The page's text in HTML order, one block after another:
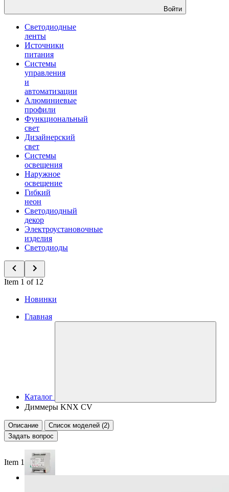
Войти
Светодиодные
ленты
Источники
питания
Системы
управления
и
автоматизации
Алюминиевые
профили
Функциональный
свет
Дизайнерский
свет
Системы
освещения
Наружное
освещение
Гибкий
неон
Светодиодный
декор
Электроустановочные
изделия
Светодиоды
Item 1 of 12
Новинки
Главная
Каталог
Диммеры KNX СV
Описание
Список моделей (2)
Задать вопрос
Item 1 of 2